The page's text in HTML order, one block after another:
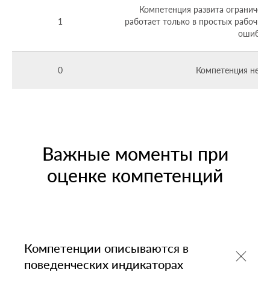
1
Компетенция развита
работает только в простых
ошибки
0 Компетенция не
Важные моменты при
оценке компетенций
Компетенции описываются в
поведенческих индикаторах